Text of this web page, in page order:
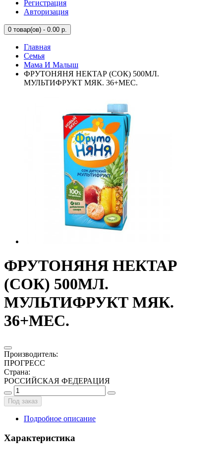
Регистрация
Авторизация
0 товар(ов) - 0.00 р.
Главная
Семья
Мама И Малыш
ФРУТОНЯНЯ НЕКТАР (СОК) 500МЛ.
МУЛЬТИФРУКТ МЯК. 36+МЕС.
ФРУТОНЯНЯ НЕКТАР
(СОК) 500МЛ.
МУЛЬТИФРУКТ МЯК.
36+МЕС.
Производитель:
ПРОГРЕСС
Страна:
РОССИЙСКАЯ ФЕДЕРАЦИЯ
Под заказ
Подробное описание
Характеристика